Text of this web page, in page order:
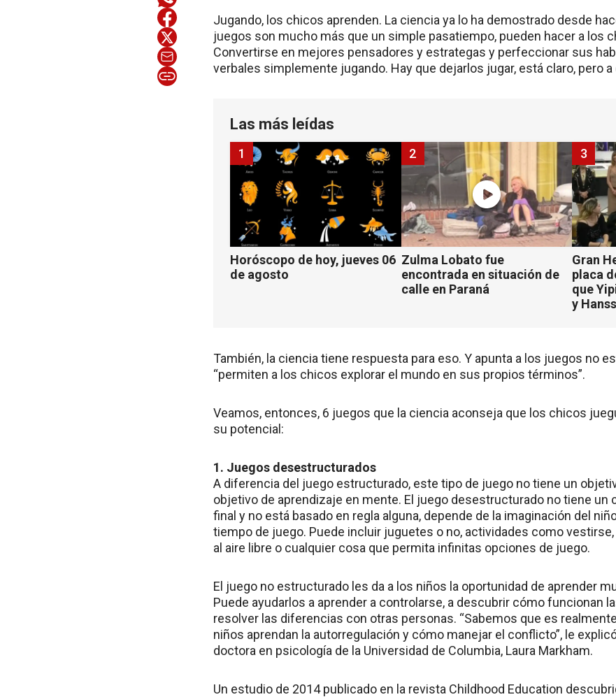
Jugando, los chicos aprenden. La ciencia ya lo ha demostrado desde
juegos son mucho más que un simple pasatiempo, pueden hacer a los
Convertirse en mejores pensadores y estrategas y perfeccionar sus
verbales simplemente jugando. Hay que dejarlos jugar, está claro, pero a
Las más leídas
Horóscopo de hoy, jueves 06
de agosto
1
Zulma Lobato fue
encontrada en situación de
calle en Paraná
2
Gran
placa
que
y
3
También, la ciencia tiene respuesta para eso. Y apunta a los juegos no
“permiten a los chicos explorar el mundo en sus propios términos”.
Veamos, entonces, 6 juegos que la ciencia aconseja que los chicos
su potencial:
1. Juegos desestructurados
A diferencia del juego estructurado, este tipo de juego no tiene un
objetivo de aprendizaje en mente. El juego desestructurado no tiene un
final y no está basado en regla alguna, depende de la imaginación del
tiempo de juego. Puede incluir juguetes o no, actividades como
al aire libre o cualquier cosa que permita infinitas opciones de juego.
El juego no estructurado les da a los niños la oportunidad de aprender
Puede ayudarlos a aprender a controlarse, a descubrir cómo funcionan
resolver las diferencias con otras personas. “Sabemos que es
niños aprendan la autorregulación y cómo manejar el conflicto”, le
doctora en psicología de la Universidad de Columbia, Laura Markham.
Un estudio de 2014 publicado en la revista Childhood Education